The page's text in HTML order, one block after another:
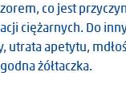
co jest
ciężarnych. Do
utrata apetytu,
żółtaczka.